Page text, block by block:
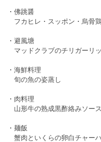
・佛跳醤
フカヒレ・スッポン・烏骨
・避風塘
マッドクラブのチリガーリ
・海鮮料理
旬の魚の姿蒸し
・肉料理
山形牛の熟成黒酢絡みソース
・麺飯
蟹肉といくらの卵白チャー